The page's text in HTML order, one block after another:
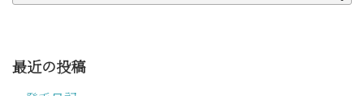
最近の投稿